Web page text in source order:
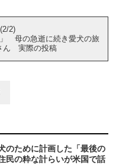
2)
」 母の急逝に続き愛犬の旅
ん 実際の投稿
のために計画した「最後の
の粋な計らいが米国で話